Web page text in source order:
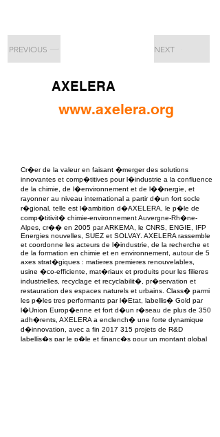
PREVIOUS NEXT
AXELERA
www.axelera.org
Cr�er de la valeur en faisant �merger des solutions
innovantes et comp�titives pour l�industrie a la confluence
de la chimie, de l�environnement et de l��nergie, et
rayonner au niveau international a partir d�un fort socle
r�gional, telle est l�ambition d�AXELERA, le p�le de
comp�titivit� chimie-environnement Auvergne-Rh�ne-
Alpes, cr�� en 2005 par ARKEMA, le CNRS, ENGIE, IFP
Energies nouvelles, SUEZ et SOLVAY. AXELERA rassemble
et coordonne les acteurs de l�industrie, de la recherche et
de la formation en chimie et en environnement, autour de 5
axes strat�giques : matieres premieres renouvelables,
usine �co-efficiente, mat�riaux et produits pour les filieres
industrielles, recyclage et recyclabilit�, pr�servation et
restauration des espaces naturels et urbains. Class� parmi
les p�les tres performants par l�Etat, labellis� Gold par
l�Union Europ�enne et fort d�un r�seau de plus de 350
adh�rents, AXELERA a enclench� une forte dynamique
d�innovation, avec a fin 2017 315 projets de R&D
labellis�s par le p�le et financ�s pour un montant global